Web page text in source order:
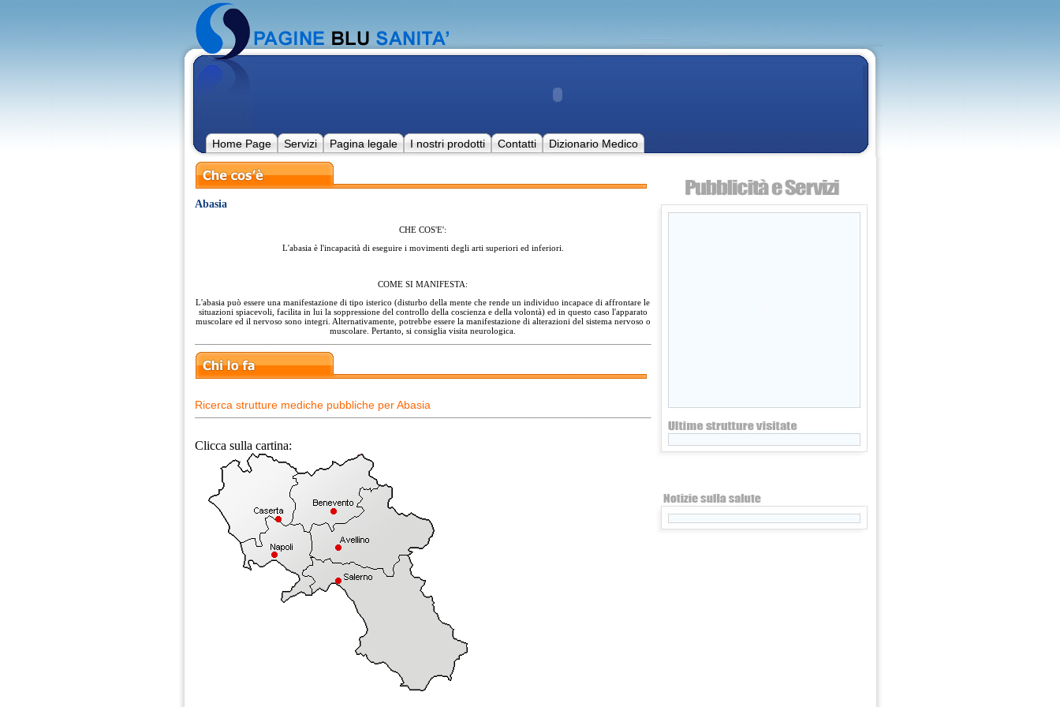
Home Page Servizi Pagina legale I nostri prodotti Contatti Dizionario Medico
Abasia
CHE COS'E':
L'abasia è l'incapacità di eseguire i movimenti degli arti superiori ed inferiori.
COME SI MANIFESTA:
L'abasia può essere una manifestazione di tipo isterico (disturbo della mente che rende un individuo incapace di affrontare le
situazioni spiacevoli, facilita in lui la soppressione del controllo della coscienza e della volontà) ed in questo caso l'apparato
muscolare ed il nervoso sono integri. Alternativamente, potrebbe essere la manifestazione di alterazioni del sistema nervoso o
muscolare. Pertanto, si consiglia visita neurologica.
Ricerca strutture mediche pubbliche per Abasia
Clicca sulla cartina: